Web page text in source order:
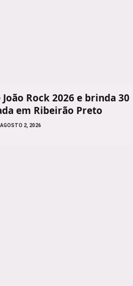
Rock 2026 e brinda 30
em Ribeirão Preto
AGOSTO 2, 2026